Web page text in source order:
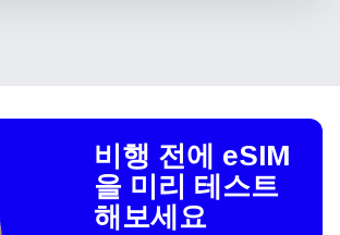
비행 전에 eSIM
을 미리 테스트
해보세요